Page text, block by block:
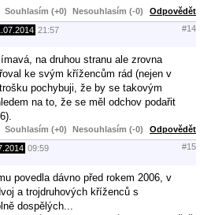
Souhlasím (+0) Nesouhlasím (-0) Odpovědět
21:57 #14
na druhou stranu ale zrovna
ke svým křížencům rád (nejen v
pochybuji, že by se takovým
na to, že se měl odchov podařit
Souhlasím (+0) Nesouhlasím (-0) Odpovědět
09:59 #15
povedla dávno před rokem 2006, v
a trojdruhových kříženců s
dospělých...